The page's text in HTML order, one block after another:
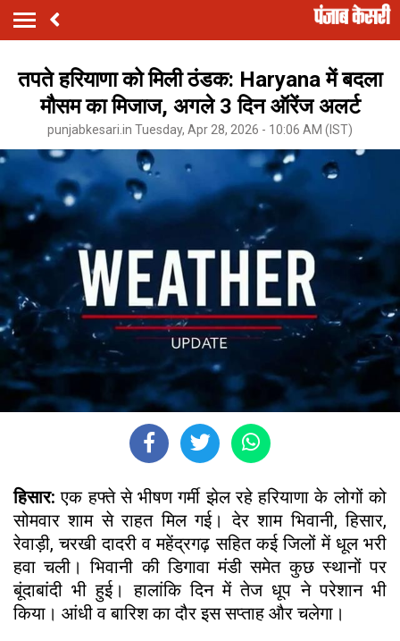
तपते हरियाणा को मिली ठंडक: Haryana में बदला
मौसम का मिजाज, अगले 3 दिन ऑरेंज अलर्ट
punjabkesari.in Tuesday, Apr 28, 2026 - 10:06 AM (IST)
हिसार:एक हफ्ते से भीषण गर्मी झेल रहे हरियाणा के लोगों को
सोमवार शाम से राहत मिल गई। देर शाम भिवानी, हिसार,
रेवाड़ी, चरखी दादरी व महेंद्रगढ़ सहित कई जिलों में धूल भरी
हवा चली। भिवानी की डिगावा मंडी समेत कुछ स्थानों पर
बूंदाबांदी भी हुई। हालांकि दिन में तेज धूप ने परेशान भी
किया। आंधी व बारिश का दौर इस सप्ताह और चलेगा।